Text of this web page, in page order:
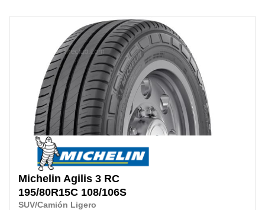
Michelin Agilis 3 RC
195/80R15C 108/106S
SUV/Camión Ligero